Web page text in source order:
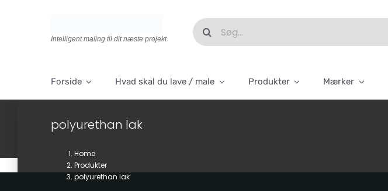
Intelligent maling til dit næste projekt
Søg
efter:
Forside Hvad skal du lave / male Produkter Mærker
polyurethan lak
Home
Produkter
polyurethan lak